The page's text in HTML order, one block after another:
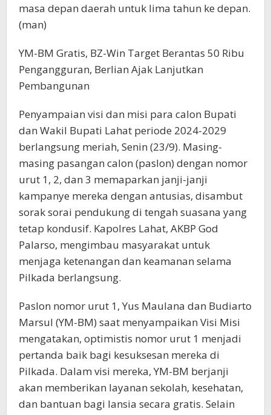
masa depan daerah untuk lima tahun ke depan.
(man)
YM-BM Gratis, BZ-Win Target Berantas 50 Ribu
Pengangguran, Berlian Ajak Lanjutkan
Pembangunan
Penyampaian visi dan misi para calon Bupati
dan Wakil Bupati Lahat periode 2024-2029
berlangsung meriah, Senin (23/9). Masing-
masing pasangan calon (paslon) dengan nomor
urut 1, 2, dan 3 memaparkan janji-janji
kampanye mereka dengan antusias, disambut
sorak sorai pendukung di tengah suasana yang
tetap kondusif. Kapolres Lahat, AKBP God
Palarso, mengimbau masyarakat untuk
menjaga ketenangan dan keamanan selama
Pilkada berlangsung.
Paslon nomor urut 1, Yus Maulana dan Budiarto
Marsul (YM-BM) saat menyampaikan Visi Misi
mengatakan, optimistis nomor urut 1 menjadi
pertanda baik bagi kesuksesan mereka di
Pilkada. Dalam visi mereka, YM-BM berjanji
akan memberikan layanan sekolah, kesehatan,
dan bantuan bagi lansia secara gratis. Selain